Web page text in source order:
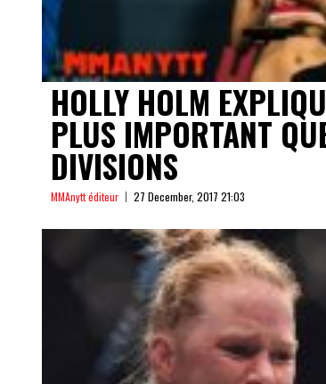
HOLLY HOLM
PLUS IMPORTANT
DIVISIONS
MMAnytt éditeur 27 December, 2017 21:03